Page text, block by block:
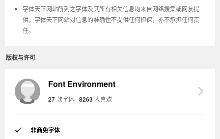
字体天下网站所列之字体及其所有相关信息均来自网络搜集或网友提
供，字体天下网站对信息的准确性不提供任何担保，亦不承担任何责
任。
版权与许可
Font Environment
27款字体 8263 人喜欢
非商免字体